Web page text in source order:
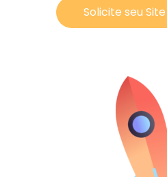
Solicite seu